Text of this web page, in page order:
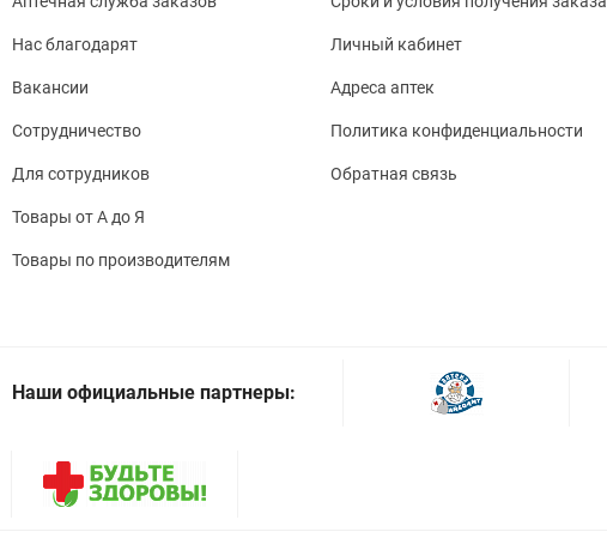
Нас благодарят
Вакансии
Сотрудничество
Для сотрудников
Товары от А до Я
Товары по производителям
Личный кабинет
Адреса аптек
Политика конфиденциальности
Обратная связь
Наши официальные партнеры: